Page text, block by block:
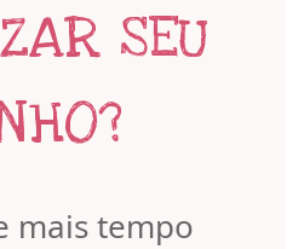
SEU
mais tempo